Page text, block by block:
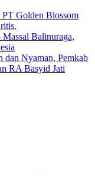
Golden Blossom
Balinuraga,
dan Nyaman, Pemkab
RA Basyid Jati